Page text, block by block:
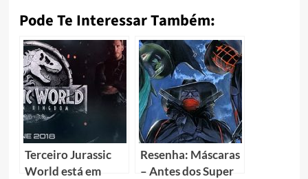
Pode Te Interessar Também:
Terceiro Jurassic
World está em
Resenha: Máscaras
– Antes dos Super